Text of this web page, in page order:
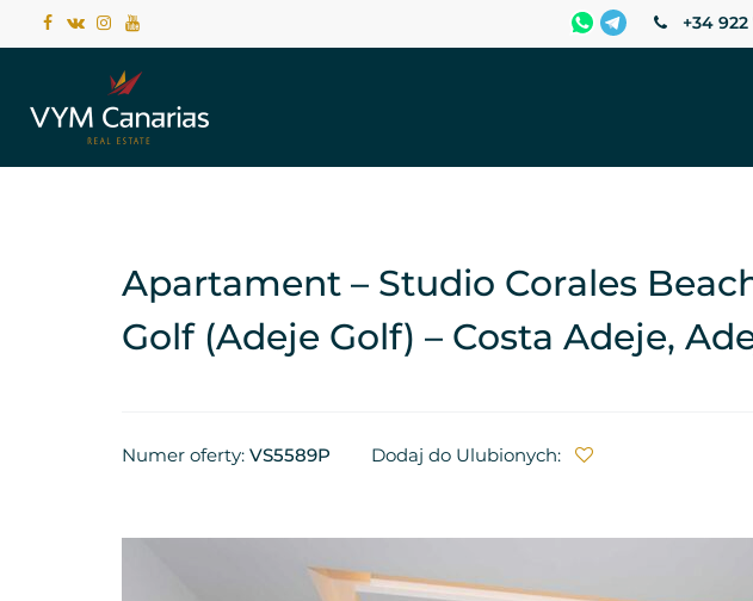
+34 922
Apartament – Studio Corales
Golf (Adeje Golf) – Costa Adeje,
Numer oferty: VS5589P Dodaj do Ulubionych: